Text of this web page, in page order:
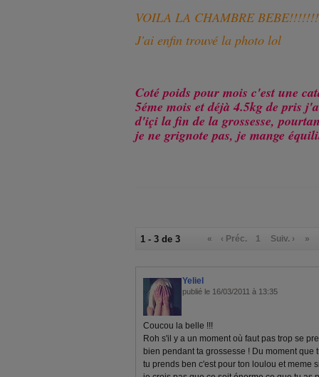
VOILA LA CHAMBRE
J'ai enfin trouvé la photo lol
Coté poids pour mois c'est une
5éme mois et déjà 4.5kg de pris
d'içi la fin de la grossesse,
je ne grignote pas, je mange
1 - 3 de 3 « ‹ Préc. 1 Suiv. › »
Yeliel
publié le 16/03/2011 à 13:35
Coucou la belle !!!
Roh s'il y a un moment où faut pas trop se
bien pendant ta grossesse ! Du moment que
tu prends ben c'est pour ton loulou et meme